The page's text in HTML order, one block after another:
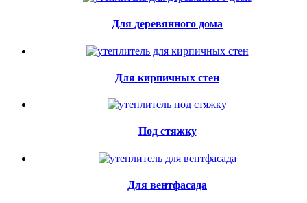
Для деревянного дома
Для кирпичных стен
Под стяжку
Для вентфасада